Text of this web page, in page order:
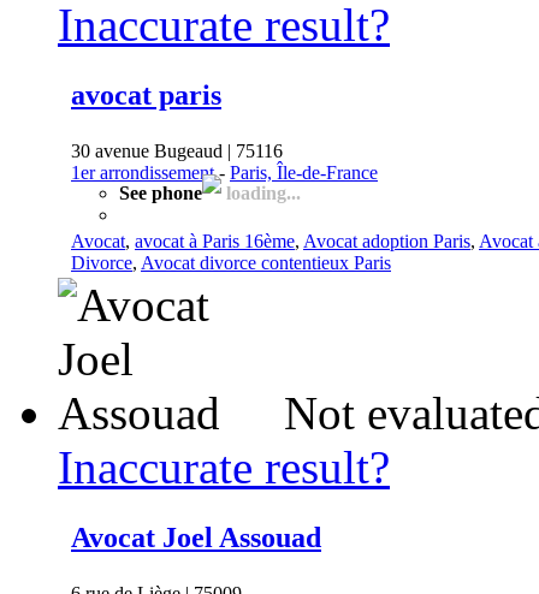
Inaccurate result?
avocat paris
30 avenue Bugeaud | 75116
1er arrondissement- Paris, Île-de-France
See phone
loading...
Avocat, avocat à Paris 16ème, Avocat adoption Paris, Avocat
Divorce, Avocat divorce contentieux Paris
Not
Inaccurate result?
Avocat Joel Assouad